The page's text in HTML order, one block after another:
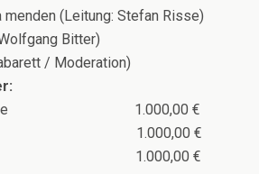
(Leitung: Stefan Risse)
Bitter)
/ Moderation)
1.000,00 €
1.000,00 €
hilft 1.000,00 €